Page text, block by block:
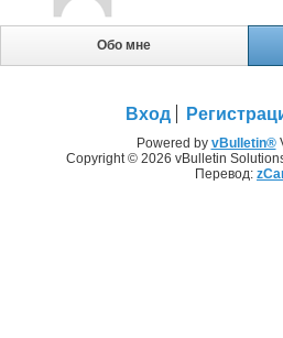
Обо мне
Вход
Powered by vBulletin®
Copyright © 2026 vBulletin
Перевод: